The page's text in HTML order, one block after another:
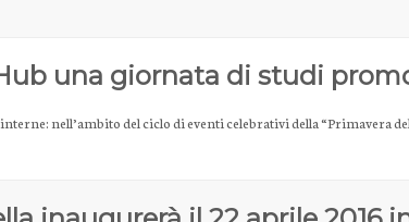
una giornata di studi
nell’ambito del ciclo di eventi celebrativi della “Primavera